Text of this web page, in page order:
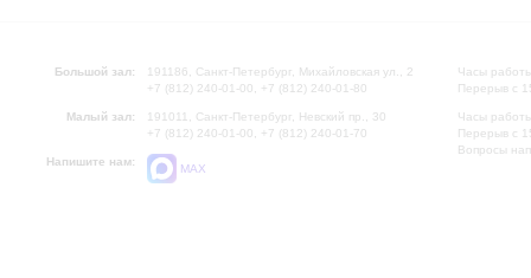
Большой зал:
191186, Санкт-Петербург, Михайловская ул., 2
+7 (812) 240-01-00, +7 (812) 240-01-80
Малый зал:
191011, Санкт-Петербург, Невский пр., 30
+7 (812) 240-01-00, +7 (812) 240-01-70
Напишите нам:
MAX
Часы
Перерыв с
Часы
Перерыв с
Вопросы